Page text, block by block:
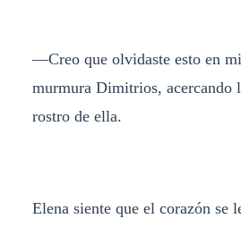
—Creo que olvidaste esto en
murmura Dimitrios, acercando
rostro de ella.
Elena siente que el corazón se